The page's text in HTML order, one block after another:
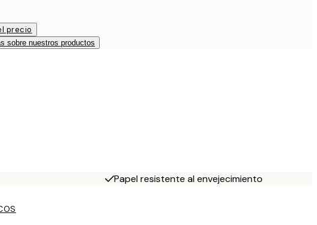
precio
sobre nuestros productos
Papel resistente al envejecimiento